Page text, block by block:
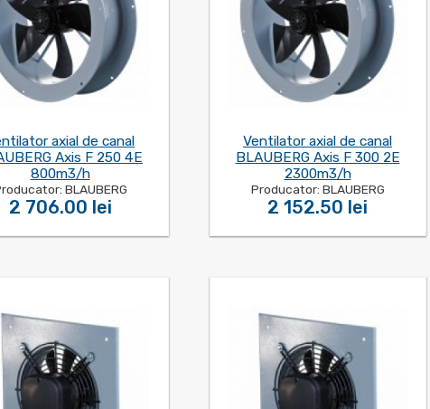
axial de canal
Axis F 250 4E
800m3/h
BLAUBERG
2 706.00 lei
Ventilator axial de canal
BLAUBERG Axis F 300 2E
2300m3/h
Producator: BLAUBERG
2 152.50 lei